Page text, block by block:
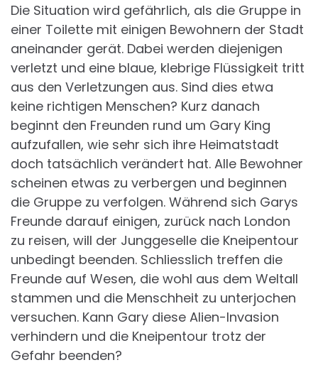
Die Situation wird gefährlich, als die Gruppe in
einer Toilette mit einigen Bewohnern der Stadt
aneinander gerät. Dabei werden diejenigen
verletzt und eine blaue, klebrige Flüssigkeit tritt
aus den Verletzungen aus. Sind dies etwa
keine richtigen Menschen? Kurz danach
beginnt den Freunden rund um Gary King
aufzufallen, wie sehr sich ihre Heimatstadt
doch tatsächlich verändert hat. Alle Bewohner
scheinen etwas zu verbergen und beginnen
die Gruppe zu verfolgen. Während sich Garys
Freunde darauf einigen, zurück nach London
zu reisen, will der Junggeselle die Kneipentour
unbedingt beenden. Schliesslich treffen die
Freunde auf Wesen, die wohl aus dem Weltall
stammen und die Menschheit zu unterjochen
versuchen. Kann Gary diese Alien-Invasion
verhindern und die Kneipentour trotz der
Gefahr beenden?